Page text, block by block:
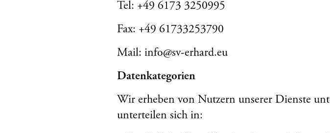
Tel: +49 6173 3250995
Fax: +49 61733253790
Mail: info@sv-erhard.eu
Datenkategorien
Wir erheben von Nutzern unserer Dienste
unterteilen sich in: